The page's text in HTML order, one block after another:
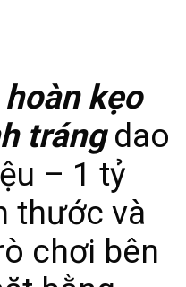
kẹo
trángdao
– 1 tỷ
thước và
chơi bên